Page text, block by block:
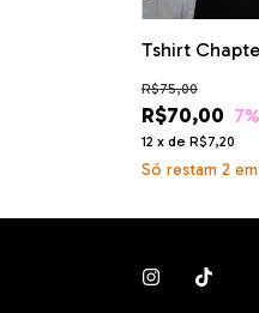
Tshirt
R$70,00
R$75,00
7
12 x de R$7,20
Só restam 2